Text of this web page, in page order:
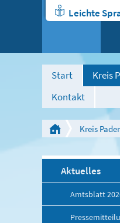
Leichte
Start Kreis
Kontakt
Kreis
Aktuelles
Amtsblatt